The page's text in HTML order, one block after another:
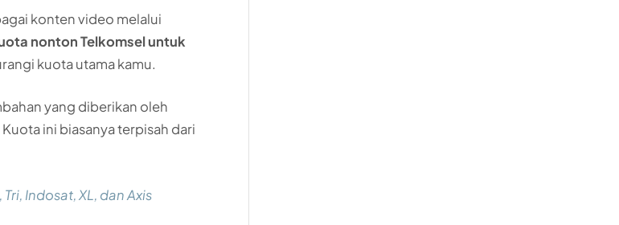
konten video melalui
nonton Telkomsel untuk
kuota utama kamu.
yang diberikan oleh
ini biasanya terpisah dari
Indosat, XL, dan Axis